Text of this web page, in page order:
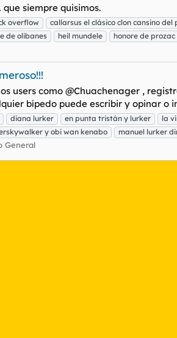
siempre quisimos.
overflow callarsus el clásico clon cansino del
de olibanes heil mundele honore de prozac
users como @Chuachenager ,
bípedo puede escribir y opinar o
diana lurker en punta tristán y lurker la
y obi wan kenabo manuel lurker
General